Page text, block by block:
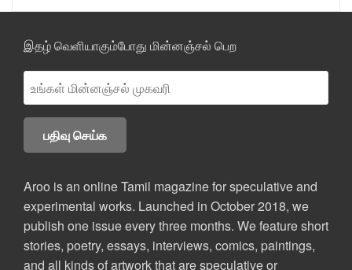
இதழ் வெளியாகும்போது மின்னஞ்சல் பெற
Aroo is an online Tamil magazine for speculative and
experimental works. Launched in October 2018, we
publish one issue every three months. We feature short
stories, poetry, essays, interviews, comics, paintings,
and all kinds of artwork that are speculative or